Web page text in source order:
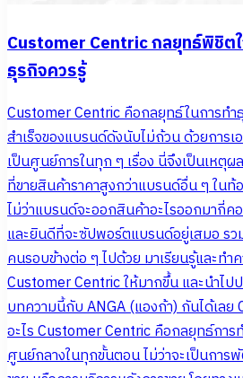
Customer Centric กลยุทธ์พิชิต
ธุรกิจควรรู้
Customer Centric คือกลยุทธ์ในการทำ
สำเร็จของแบรนด์ดังนับไม่ถ้วน ด้วยการเ
เป็นศูนย์การในทุก ๆ เรื่อง นี่จึงเป็นเหตุ
ที่ขายสินค้าราคาสูงกว่าแบรนด์อื่น ๆ ใน
ไม่ว่าแบรนด์จะออกสินค้าอะไรออกมากี่
และยินดีที่จะซัปพอร์ตแบรนด์อยู่เสมอ ร
คนรอบข้างต่อ ๆ ไปด้วย มาเรียนรู้และทำ
Customer Centric ให้มากขึ้น และนำไ
บทความนี้กับ ANGA (แองก้า) กันได้เล
อะไร Customer Centric คือกลยุทธ์การ
ศูนย์กลางในทุกขั้นตอน ไม่ว่าจะเป็นกา